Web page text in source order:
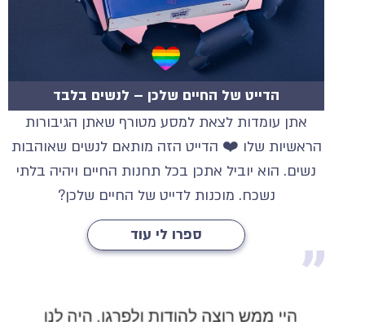
הדייט של החיים שלכן – לנשים בלבד
אתן עומדות לצאת למסע מטורף שאתן הגיבורות
הראשיות שלו ❤️ הדייט הזה מותאם לנשים שאוהבות
נשים. הוא יוביל אתכן בכל תחנות החיים ויהיה בלתי
נשכח. מוכנות לדייט של החיים שלכן?
ספרו לי עוד